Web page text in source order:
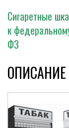
Сигаретные
к
ФЗ
ОПИСАНИЕ